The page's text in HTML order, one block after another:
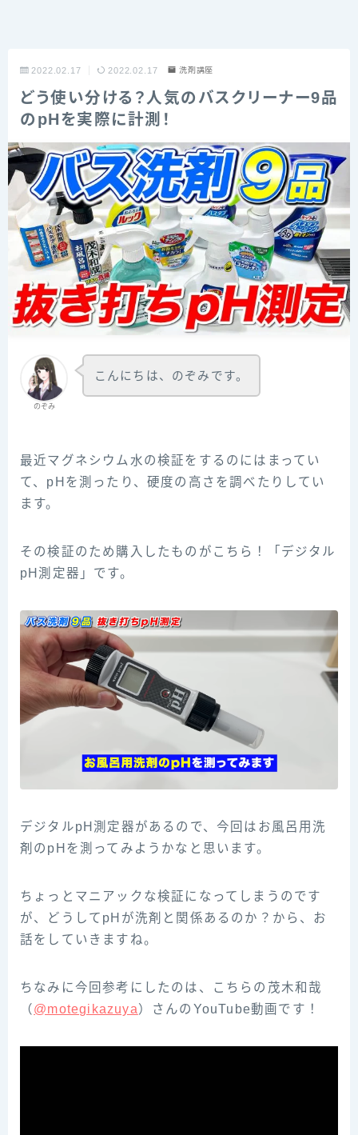
2022.02.17 2022.02.17 洗剤講座
どう使い分ける？人気のバスクリーナー9品
のpHを実際に計測！
のぞみ
こんにちは、のぞみです。
最近マグネシウム水の検証をするのにはまってい
て、pHを測ったり、硬度の高さを調べたりしてい
ます。
その検証のため購入したものがこちら！「デジタル
pH測定器」です。
デジタルpH測定器があるので、今回はお風呂用洗
剤のpHを測ってみようかなと思います。
ちょっとマニアックな検証になってしまうのです
が、どうしてpHが洗剤と関係あるのか？から、お
話をしていきますね。
ちなみに今回参‌考‌に‌し‌た‌の‌は、‌こ‌ち‌ら‌の‌茂‌木‌和‌哉‌
（‌‌ @motegikazuya‌‌）‌さ‌ん‌の‌YouTube‌動‌画‌で‌す！